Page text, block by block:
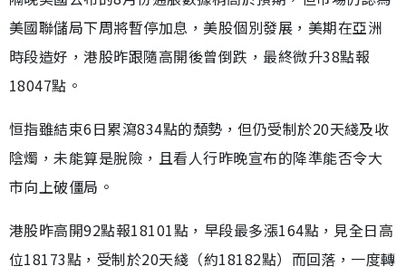
美國聯儲局下周將暫停加息，美股個別發展，美期在亞洲
時段造好，港股昨跟隨高開後曾倒跌，最終微升38點報
18047點。
恒指雖結束6日累瀉834點的頹勢，但仍受制於20天綫及收
陰燭，未能算是脫險，且看人行昨晚宣布的降準能否令大
市向上破僵局。
港股昨高開92點報18101點，早段最多漲164點，見全日高
位18173點，受制於20天綫（約18182點）而回落，一度轉